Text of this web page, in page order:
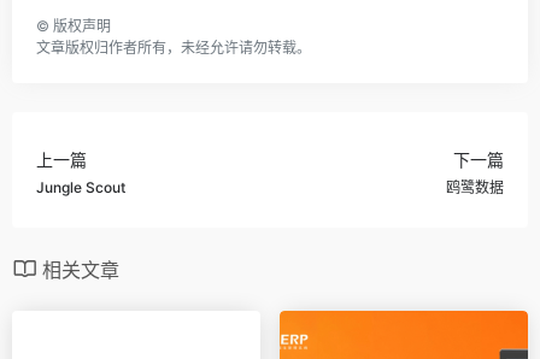
© 版权声明
文章版权归作者所有，未经允许请勿转载。
上一篇
Jungle Scout
下一篇
鸥鹭数据
相关文章